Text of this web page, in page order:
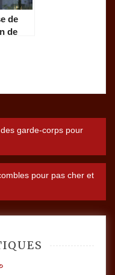
de
de
garde-corps pour
pour pas cher et